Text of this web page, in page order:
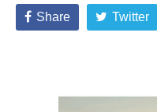
Share Twitter